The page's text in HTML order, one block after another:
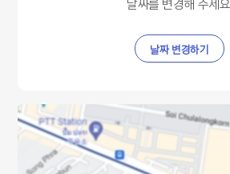
날짜를 변경해 주세요.
날짜 변경하기